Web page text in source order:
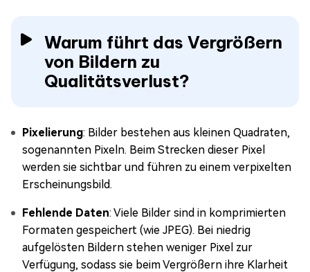
Warum führt das Vergrößern
von Bildern zu
Qualitätsverlust?
Pixelierung: Bilder bestehen aus kleinen Quadraten,
sogenannten Pixeln. Beim Strecken dieser Pixel
werden sie sichtbar und führen zu einem verpixelten
Erscheinungsbild.
Fehlende Daten: Viele Bilder sind in komprimierten
Formaten gespeichert (wie JPEG). Bei niedrig
aufgelösten Bildern stehen weniger Pixel zur
Verfügung, sodass sie beim Vergrößern ihre Klarheit